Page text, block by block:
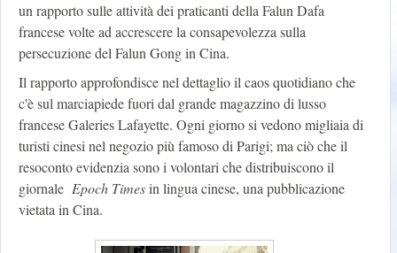
un rapporto sulle attività dei praticanti della Falun Dafa
francese volte ad accrescere la consapevolezza sulla
persecuzione del Falun Gong in Cina.
Il rapporto approfondisce nel dettaglio il caos quotidiano che
c'è sul marciapiede fuori dal grande magazzino di lusso
francese Galeries Lafayette. Ogni giorno si vedono migliaia di
turisti cinesi nel negozio più famoso di Parigi; ma ciò che il
resoconto evidenzia sono i volontari che distribuiscono il
giornale Epoch Timesin lingua cinese, una pubblicazione
vietata in Cina.